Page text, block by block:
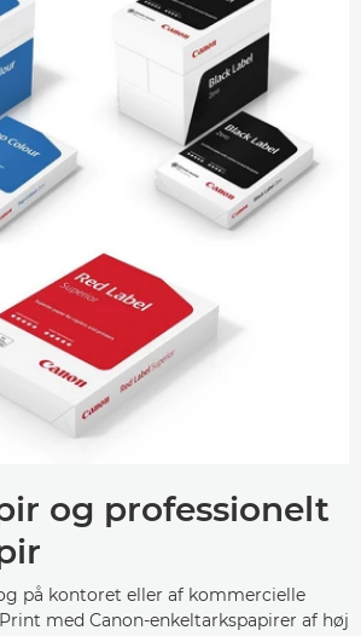
og professionelt
på kontoret eller af kommercielle
med Canon-enkeltarkspapirer af høj